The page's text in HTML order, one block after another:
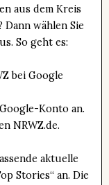
aus dem Kreis
wählen Sie
So geht es:
bei Google
Konto an.
NRWZ.de.
aktuelle
Stories“ an. Die